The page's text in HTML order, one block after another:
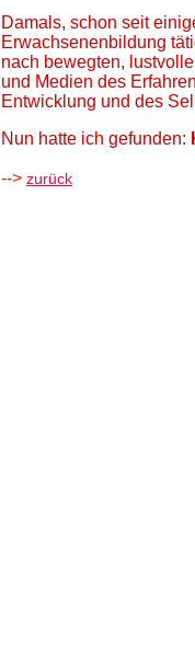
Damals, schon seit
Erwachsenenbildung
nach bewegten,
und Medien des
Entwicklung und des
Nun hatte ich gefunden:
--> zurück